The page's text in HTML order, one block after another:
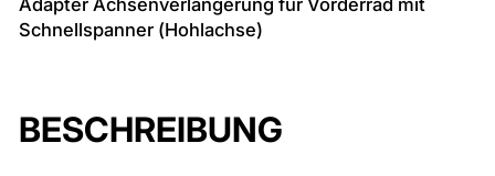
Schnellspanner (Hohlachse)
BESCHREIBUNG